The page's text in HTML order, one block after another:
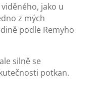
jako u
z mých
podle Remyho
silně se
potkan.